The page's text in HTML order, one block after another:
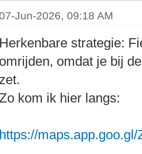
07-Jun-2026, 09:18 AM
Herkenbare strategie:
omrijden, omdat je bij
zet.
kom ik hier langs:
https://